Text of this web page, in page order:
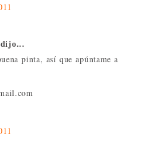
dijo...
pinta, así que apúntame a